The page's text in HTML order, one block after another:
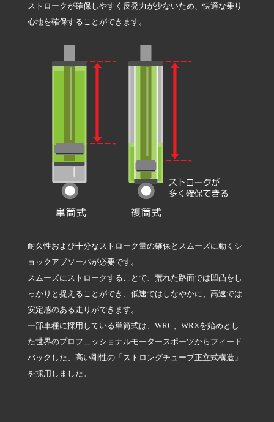
ストロークが確保しやすく反発力が少ないため、快適な乗り
心地を確保することができます。
耐久性および十分なストローク量の確保とスムーズに動くシ
ョックアブソーバが必要です。
スムーズにストロークすることで、荒れた路面では凹凸をし
っかりと捉えることができ、低速ではしなやかに、高速では
安定感のある走りができます。
一部車種に採用している単筒式は、WRC、WRXを始めとし
た世界のプロフェッショナルモータースポーツからフィード
バックした、高い剛性の「ストロングチューブ正立式構造」
を採用しました。